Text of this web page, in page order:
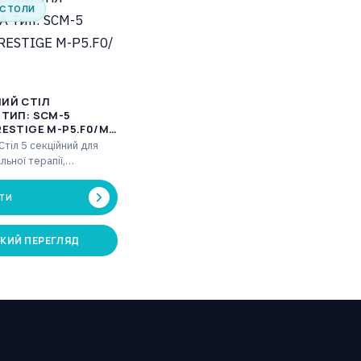
СТІЛ
ТИП: SCM-5
М-P5.F0/М-
5 секційний для
терапії,
що
ПЕРЕГЛЯД